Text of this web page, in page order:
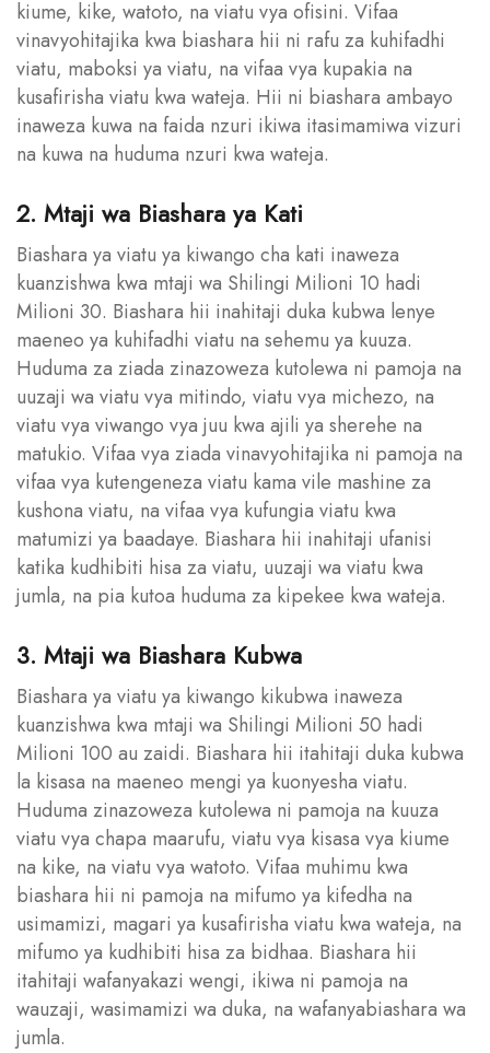
kiume, kike, watoto, na viatu vya ofisini. Vifaa
vinavyohitajika kwa biashara hii ni rafu za kuhifadhi
viatu, maboksi ya viatu, na vifaa vya kupakia na
kusafirisha viatu kwa wateja. Hii ni biashara ambayo
inaweza kuwa na faida nzuri ikiwa itasimamiwa vizuri
na kuwa na huduma nzuri kwa wateja.
2. Mtaji wa Biashara ya Kati
Biashara ya viatu ya kiwango cha kati inaweza
kuanzishwa kwa mtaji wa Shilingi Milioni 10 hadi
Milioni 30. Biashara hii inahitaji duka kubwa lenye
maeneo ya kuhifadhi viatu na sehemu ya kuuza.
Huduma za ziada zinazoweza kutolewa ni pamoja na
uuzaji wa viatu vya mitindo, viatu vya michezo, na
viatu vya viwango vya juu kwa ajili ya sherehe na
matukio. Vifaa vya ziada vinavyohitajika ni pamoja na
vifaa vya kutengeneza viatu kama vile mashine za
kushona viatu, na vifaa vya kufungia viatu kwa
matumizi ya baadaye. Biashara hii inahitaji ufanisi
katika kudhibiti hisa za viatu, uuzaji wa viatu kwa
jumla, na pia kutoa huduma za kipekee kwa wateja.
3. Mtaji wa Biashara Kubwa
Biashara ya viatu ya kiwango kikubwa inaweza
kuanzishwa kwa mtaji wa Shilingi Milioni 50 hadi
Milioni 100 au zaidi. Biashara hii itahitaji duka kubwa
la kisasa na maeneo mengi ya kuonyesha viatu.
Huduma zinazoweza kutolewa ni pamoja na kuuza
viatu vya chapa maarufu, viatu vya kisasa vya kiume
na kike, na viatu vya watoto. Vifaa muhimu kwa
biashara hii ni pamoja na mifumo ya kifedha na
usimamizi, magari ya kusafirisha viatu kwa wateja, na
mifumo ya kudhibiti hisa za bidhaa. Biashara hii
itahitaji wafanyakazi wengi, ikiwa ni pamoja na
wauzaji, wasimamizi wa duka, na wafanyabiashara wa
jumla.